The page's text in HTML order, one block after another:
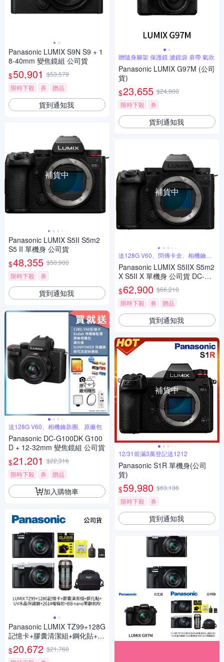
Panasonic LUMIX S9N S9 + 1
8-40mm 變焦鏡組 公司貨
$50,901 $53,579
限時下殺
券 贈品
貨到通知我
補貨中
Panasonic LUMIX S5II S5m2
S5 II 單機身 公司貨
$48,355 $50,900
限時下殺
券
貨到通知我
送128G V60、相機鑰匙圈、原廠包
Panasonic DC-G100DK G100
D + 12-32mm 變焦鏡組 公司貨
$21,201 $22,316
限時下殺
券 贈品
加入購物車
Panasonic LUMIX TZ99+128G
記憶卡+膠囊清潔組+鋼化貼+水
晶保護鏡+2614相機包+NITEC
ORE BB nano 迷你電動氣吹
$20,672 $21,760
贈隨身腳架 保護鏡 濾鏡袋 肩帶 氣吹
Panasonic LUMIX G97M (公司
貨)
$23,655 $24,900
限時下殺
券
貨到通知我
補貨中
送128G V60、閃傳卡盒、相機鑰匙
圈
Panasonic LUMIX S5IIX S5m2
X S5II X 單機身 公司貨 DC-S5
M2X
$62,900 $66,210
限時下殺
券 贈品
貨到通知我
補貨中
12/31前滿3萬登記送1212
Panasonic S1R 單機身(公司
貨)
$59,980 $63,136
限時下殺
券
貨到通知我